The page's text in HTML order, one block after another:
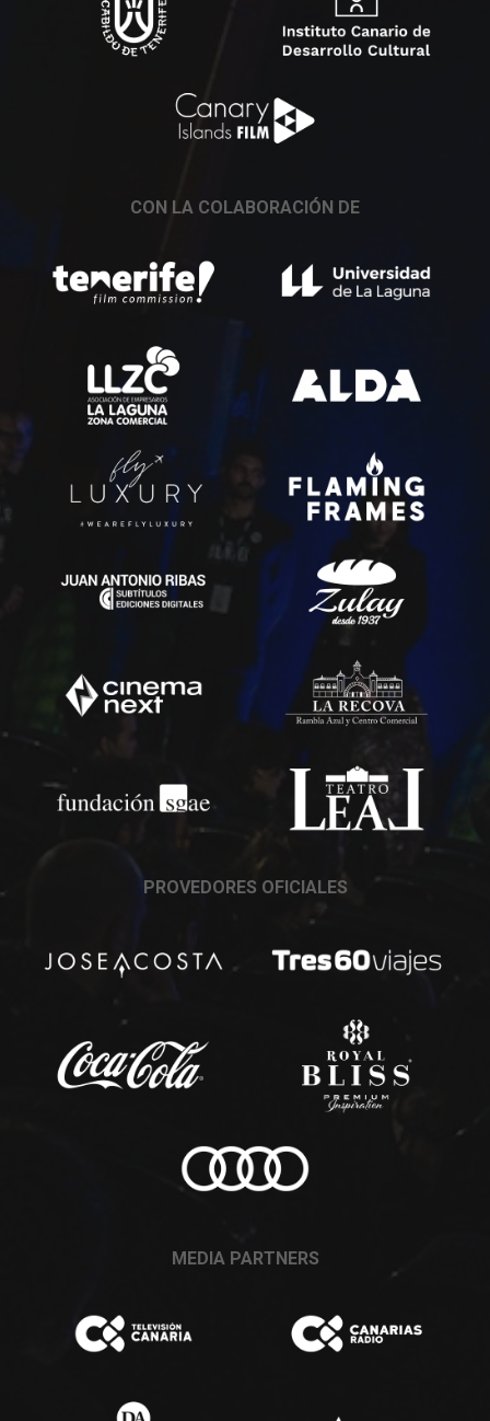
CON LA COLABORACIÓN DE
PROVEDORES OFICIALES
MEDIA PARTNERS